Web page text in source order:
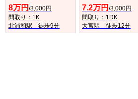
8万円 /3,000円
間取り：1K
北浦和駅 徒歩9分
7.2万円 /3,000円
間取り：1DK
大宮駅 徒歩12分